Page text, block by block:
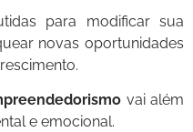
para modificar sua
novas oportunidades
vai além
e emocional.